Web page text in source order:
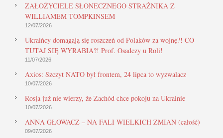
ZAŁOŻYCIELE SŁONECZNEGO STRAŻNIKA Z
WILLIAMEM TOMPKINSEM
12/07/2026
Ukraińcy domagają się roszczeń od Polaków za wojnę?! CO
TUTAJ SIĘ WYRABIA?! Prof. Osadczy u Roli!
11/07/2026
Axios: Szczyt NATO był frontem, 24 lipca to wyzwalacz
10/07/2026
Rosja już nie wierzy, że Zachód chce pokoju na Ukrainie
10/07/2026
ANNA GŁOWACZ – NA FALI WIELKICH ZMIAN (całość)
09/07/2026